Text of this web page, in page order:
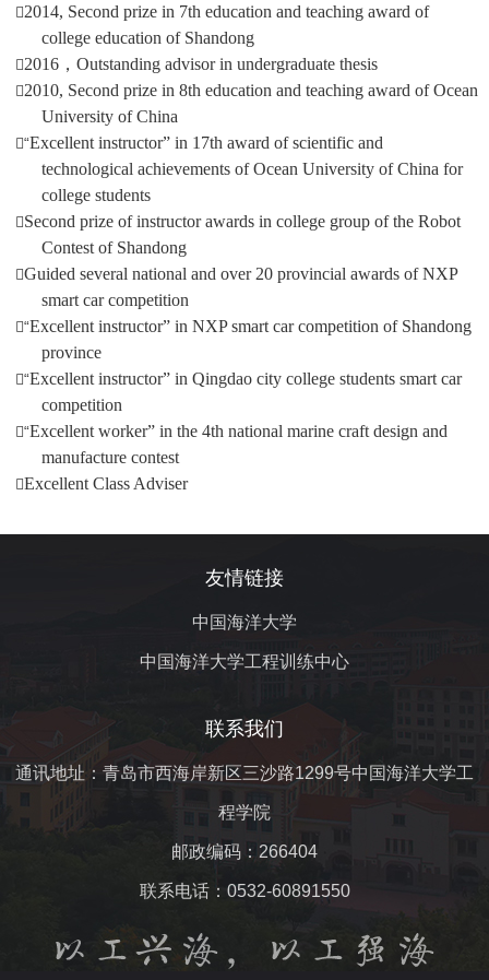
2014, Second prize in 7th education and teaching award of
college education of Shandong
2016 ， Outstanding advisor in undergraduate thesis
2010, Second prize in 8th education and teaching award of Ocean
University of China
“Excellent instructor” in 17th award of scientific and
technological achievements of Ocean University of China for
college students
Second prize of instructor awards in college group of the Robot
Contest of Shandong
Guided several national and over 20 provincial awards of NXP
smart car competition
“Excellent instructor” in NXP smart car competition of Shandong
province
“Excellent instructor” in Qingdao city college students smart car
competition
“Excellent worker” in the 4th national marine craft design and
manufacture contest
Excellent Class Adviser
友情链接
中国海洋大学
中国海洋大学工程训练中心
联系我们
通讯地址：青岛市西海岸新区三沙路1299号中国海洋大学工
程学院
邮政编码：266404
联系电话：0532-60891550